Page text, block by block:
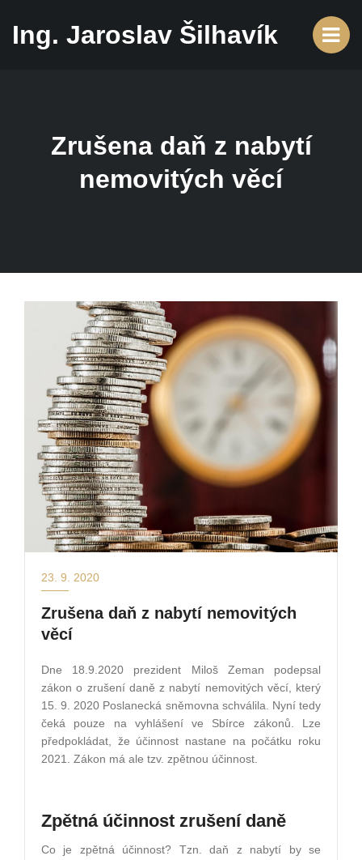
Ing. Jaroslav Šilhavík
Zrušena daň z nabytí
nemovitých věcí
23. 9. 2020
Zrušena daň z nabytí nemovitých
věcí
Dne 18.9.2020 prezident Miloš Zeman podepsal
zákon o zrušení daně z nabytí nemovitých věcí, který
15. 9. 2020 Poslanecká sněmovna schválila. Nyní tedy
čeká pouze na vyhlášení ve Sbírce zákonů. Lze
předpokládat, že účinnost nastane na počátku roku
2021. Zákon má ale tzv. zpětnou účinnost.
Zpětná účinnost zrušení daně
Co je zpětná účinnost? Tzn. daň z nabytí by se